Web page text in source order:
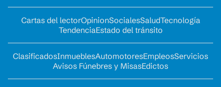
Cartas del lectorOpinionSocialesSaludTecnología
TendenciaEstado del tránsito
ClasificadosInmueblesAutomotoresEmpleosServicios
Avisos Fúnebres y MisasEdictos